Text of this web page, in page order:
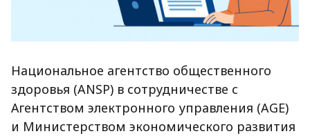
Национальное агентство общественного
здоровья (ANSP) в сотрудничестве с
Агентством электронного управления (AGE)
и Министерством экономического развития